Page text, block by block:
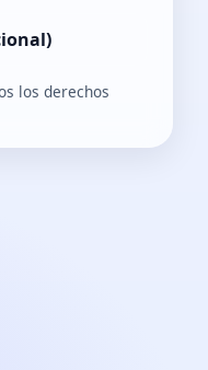
los derechos